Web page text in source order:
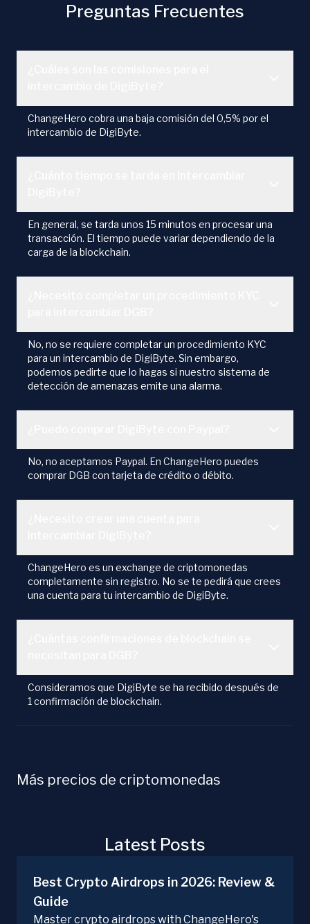
Preguntas Frecuentes
ChangeHero cobra una baja comisión del 0,5% por el
intercambio de DigiByte.
En general, se tarda unos 15 minutos en procesar una
transacción. El tiempo puede variar dependiendo de la
carga de la blockchain.
No, no se requiere completar un procedimiento KYC
para un intercambio de DigiByte. Sin embargo,
podemos pedirte que lo hagas si nuestro sistema de
detección de amenazas emite una alarma.
No, no aceptamos Paypal. En ChangeHero puedes
comprar DGB con tarjeta de crédito o débito.
ChangeHero es un exchange de criptomonedas
completamente sin registro. No se te pedirá que crees
una cuenta para tu intercambio de DigiByte.
Consideramos que DigiByte se ha recibido después de
1 confirmación de blockchain.
Más precios de criptomonedas
Latest Posts
Best Crypto Airdrops in 2026: Review &
Guide
Master crypto airdrops with ChangeHero's